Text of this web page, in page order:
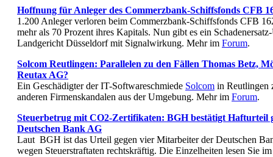
Hoffnung für Anleger des Commerzbank-Schiffsfonds CFB
1.200 Anleger verloren beim Commerzbank-Schiffsfonds CFB
mehr als 70 Prozent ihres Kapitals. Nun gibt es ein
Landgericht Düsseldorf mit Signalwirkung. Mehr im Forum.
Solcom Reutlingen: Parallelen zu den Fällen Thomas Betz,
Reutax AG?
Ein Geschädigter der IT-Softwareschmiede Solcom in Reutlingen
anderen Firmenskandalen aus der Umgebung. Mehr im Forum.
Steuerbetrug mit CO2-Zertifikaten: BGH bestätigt Hafturteil
Deutschen Bank AG
Laut BGH ist das Urteil gegen vier Mitarbeiter der Deutschen
wegen Steuerstraftaten rechtskräftig. Die Einzelheiten lesen Sie